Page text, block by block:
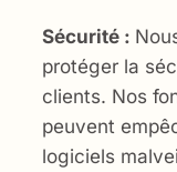
Sécurité :
protéger la
clients. Nos
peuvent
logiciels